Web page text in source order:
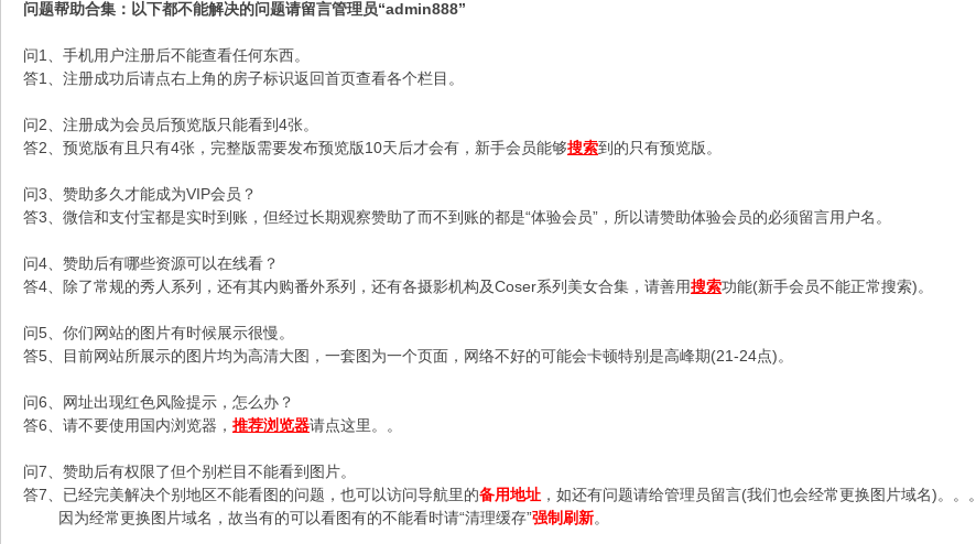
问题帮助合集 ：以下都不能解决的问题请留言管理员“admin888”
问1、手机用户注册后不能查看任何东西。
答1、注册成功后请点右上角的房子标识返回首页查看各个栏目。
问2、注册成为会员后预览版只能看到4张。
答2、预览版有且只有4张，完整版需要发布预览版10天后才会有，新手会员能够搜索到的只有预览版。
问3、赞助多久才能成为VIP会员？
答3、微信和支付宝都是实时到账，但经过长期观察赞助了而不到账的都是“体验会员”，所以请赞助体验会员的必须留言用户名。
问4、赞助后有哪些资源可以在线看？
答4、除了常规的秀人系列，还有其内购番外系列，还有各摄影机构及Coser系列美女合集，请善用搜索功能(新手会员不能正常搜索)。
问5、你们网站的图片有时候展示很慢。
答5、目前网站所展示的图片均为高清大图，一套图为一个页面，网络不好的可能会卡顿特别是高峰期(21-24点)。
问6、网址出现红色风险提示，怎么办？
答6、请不要使用国内浏览器， 推荐浏览器请点这里。。
问7、赞助后有权限了但个别栏目不能看到图片。
答7、已经完美解决个别地区不能看图的问题，也可以访问导航里的备用地址 ，如还有问题请给管理员留言(我们也会经常更换图片域名)。。。
因为经常更换图片域名，故当有的可以看图有的不能看时请“清理缓存”强制刷新。